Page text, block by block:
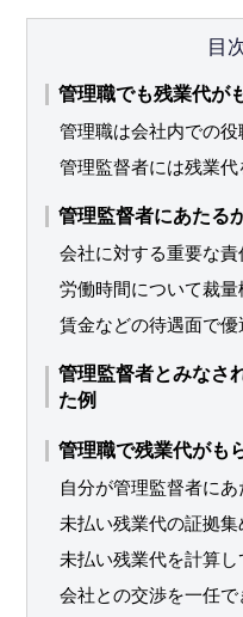
目
管理職でも残業代が
管理職は会社内での
管理監督者には残業
管理監督者にあたる
会社に対する重要な
労働時間について裁
賃金などの待遇面で
管理監督者とみなさ
た例
管理職で残業代がも
自分が管理監督者に
未払い残業代の証拠
未払い残業代を計算し
会社との交渉を一任で